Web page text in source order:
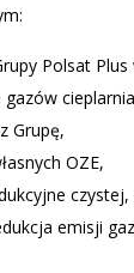
Polsat Plus
Grupę,
OZE,
czystej,
emisji